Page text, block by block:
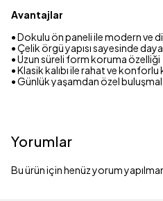
Avantajlar
• Dokulu ön paneli ile modern ve
• Çelik örgü yapısı sayesinde
• Uzun süreli form koruma özelliği
• Klasik kalıbı ile rahat ve konforlu
• Günlük yaşamdan özel
Yorumlar
Bu ürün için henüz yorum